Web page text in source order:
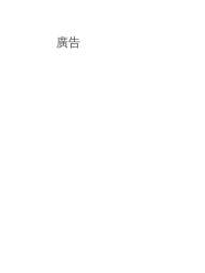
廣告